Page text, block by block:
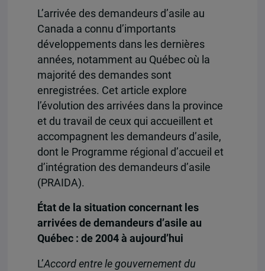
L’arrivée des demandeurs d’asile au
Canada a connu d’importants
développements dans les dernières
années, notamment au Québec où la
majorité des demandes sont
enregistrées. Cet article explore
l’évolution des arrivées dans la province
et du travail de ceux qui accueillent et
accompagnent les demandeurs d’asile,
dont le Programme régional d’accueil et
d’intégration des demandeurs d’asile
(PRAIDA).
État de la situation concernant les
arrivées de demandeurs d’asile au
Québec : de 2004 à aujourd’hui
L’Accord entre le gouvernement du